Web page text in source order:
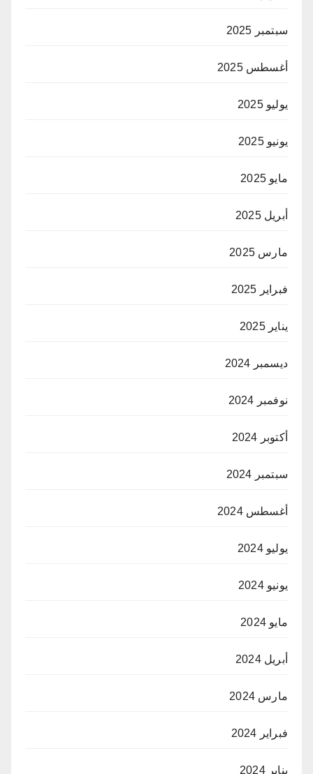
سبتمبر 2025
أغسطس 2025
يوليو 2025
يونيو 2025
مايو 2025
أبريل 2025
مارس 2025
فبراير 2025
يناير 2025
ديسمبر 2024
نوفمبر 2024
أكتوبر 2024
سبتمبر 2024
أغسطس 2024
يوليو 2024
يونيو 2024
مايو 2024
أبريل 2024
مارس 2024
فبراير 2024
يناير 2024